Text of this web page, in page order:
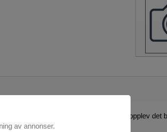
massasjesete i en stol eller sofa og opplev det
av annonser.